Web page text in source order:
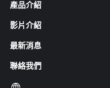
產品介紹
影片介紹
最新消息
聯絡我們